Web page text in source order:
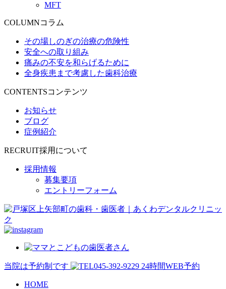
MFT
COLUMNコラム
その場しのぎの治療の危険性
安全への取り組み
痛みの不安を和らげるために
全身疾患まで考慮した歯科治療
CONTENTSコンテンツ
お知らせ
ブログ
症例紹介
RECRUIT採用について
採用情報
募集要項
エントリーフォーム
当院は予約制です 045-392-9229 24時間WEB予約
HOME